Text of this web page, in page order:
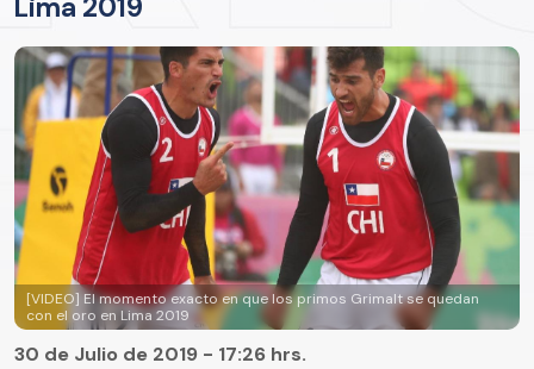
Lima 2019
[VIDEO] El momento exacto en que los primos Grimalt se quedan
con el oro en Lima 2019
30 de Julio de 2019 - 17:26 hrs.